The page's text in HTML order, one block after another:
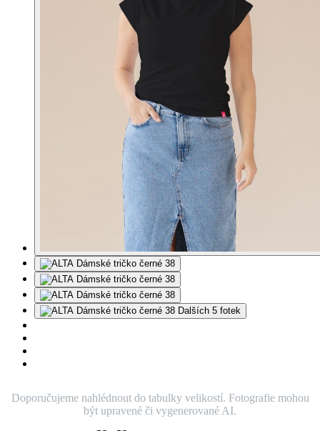
Dalších 5 fotek
Doporučujeme nahlédnout do tabulky velikostí. Fotografie mohou
být upravené či vygenerované AI.